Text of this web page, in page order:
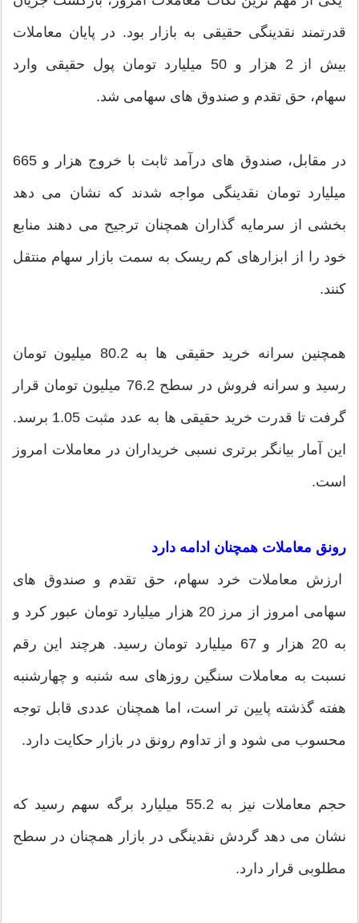
قدرتمند نقدینگی حقیقی به بازار بود. در پایان معاملات
بیش از 2 هزار و 50 میلیارد تومان پول حقیقی وارد
سهام، حق تقدم و صندوق های سهامی شد.
در مقابل، صندوق های درآمد ثابت با خروج هزار و 665
میلیارد تومان نقدینگی مواجه شدند که نشان می دهد
بخشی از سرمایه گذاران همچنان ترجیح می دهند منابع
خود را از ابزارهای کم ریسک به سمت بازار سهام منتقل
کنند.
همچنین سرانه خرید حقیقی ها به 80.2 میلیون تومان
رسید و سرانه فروش در سطح 76.2 میلیون تومان قرار
گرفت تا قدرت خرید حقیقی ها به عدد مثبت 1.05 برسد.
این آمار بیانگر برتری نسبی خریداران در معاملات امروز
است.
رونق معاملات همچنان ادامه دارد
ارزش معاملات خرد سهام، حق تقدم و صندوق های
سهامی امروز از مرز 20 هزار میلیارد تومان عبور کرد و
به 20 هزار و 67 میلیارد تومان رسید. هرچند این رقم
نسبت به معاملات سنگین روزهای سه شنبه و چهارشنبه
هفته گذشته پایین تر است، اما همچنان عددی قابل توجه
محسوب می شود و از تداوم رونق در بازار حکایت دارد.
حجم معاملات نیز به 55.2 میلیارد برگه سهم رسید که
نشان می دهد گردش نقدینگی در بازار همچنان در سطح
مطلوبی قرار دارد.